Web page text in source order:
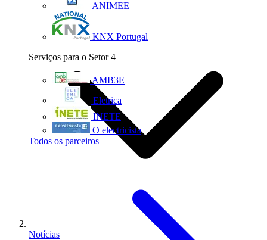
ANIMEE
KNX Portugal
Serviços para o Setor 4
AMB3E
Eletrica
INETE
O electricista
Todos os parceiros
Notícias